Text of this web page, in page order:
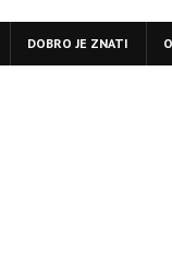
DOBRO JE ZNATI